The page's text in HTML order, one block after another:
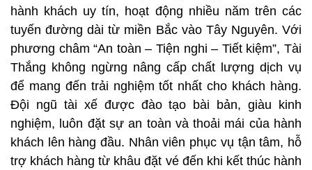
hành khách uy tín, hoạt động nhiều năm trên các
tuyến đường dài từ miền Bắc vào Tây Nguyên. Với
phương châm “An toàn – Tiện nghi – Tiết kiệm”, Tài
Thắng không ngừng nâng cấp chất lượng dịch vụ
để mang đến trải nghiệm tốt nhất cho khách hàng.
Đội ngũ tài xế được đào tạo bài bản, giàu kinh
nghiệm, luôn đặt sự an toàn và thoải mái của hành
khách lên hàng đầu. Nhân viên phục vụ tận tâm, hỗ
trợ khách hàng từ khâu đặt vé đến khi kết thúc hành